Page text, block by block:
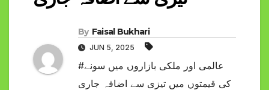
By Faisal Bukhari
JUN 5, 2025
#عالمی اور ملکی بازاروں میں سونے
کی قیمتوں میں تیزی سے اضافہ جاری